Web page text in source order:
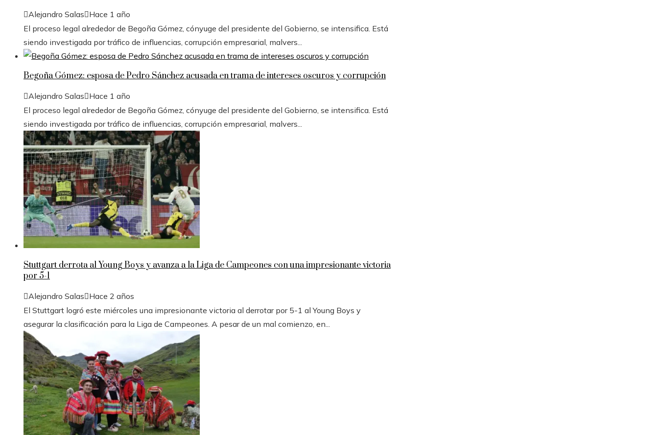
Alejandro Salas Hace 1 año
El proceso legal alrededor de Begoña Gómez, cónyuge del presidente del Gobierno, se intensifica. Está
siendo investigada por tráfico de influencias, corrupción empresarial, malvers...
Begoña Gómez: esposa de Pedro Sánchez acusada en trama de intereses oscuros y corrupción
Alejandro Salas Hace 1 año
El proceso legal alrededor de Begoña Gómez, cónyuge del presidente del Gobierno, se intensifica. Está
siendo investigada por tráfico de influencias, corrupción empresarial, malvers...
Stuttgart derrota al Young Boys y avanza a la Liga de Campeones con una impresionante victoria
por 5-1
Alejandro Salas Hace 2 años
El Stuttgart logró este miércoles una impresionante victoria al derrotar por 5-1 al Young Boys y
asegurar la clasificación para la Liga de Campeones. A pesar de un mal comienzo, en...